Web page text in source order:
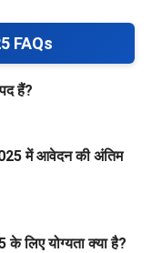
FAQs
हैं?
में आवेदन की अंतिम
योग्यता क्या है?